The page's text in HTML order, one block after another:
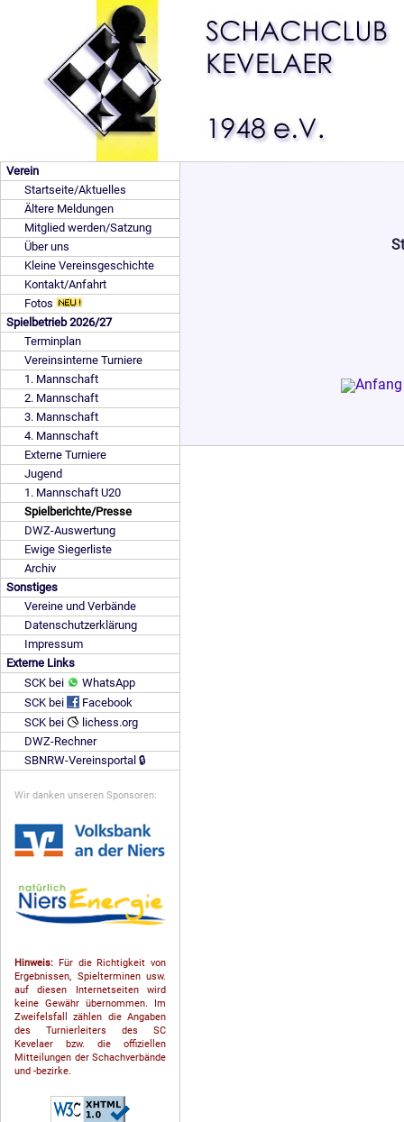
Verein
Startseite/Aktuelles
Ältere Meldungen
Mitglied werden/Satzung
Über uns
Kleine Vereinsgeschichte
Kontakt/Anfahrt
Fotos
Spielbetrieb 2026/27
Terminplan
Vereinsinterne Turniere
1. Mannschaft
2. Mannschaft
3. Mannschaft
4. Mannschaft
Externe Turniere
Jugend
1. Mannschaft U20
Spielberichte/Presse
DWZ-Auswertung
Ewige Siegerliste
Archiv
Sonstiges
Vereine und Verbände
Datenschutzerklärung
Impressum
Externe Links
SCK bei
WhatsApp
SCK bei
Facebook
SCK bei
lichess.org
DWZ-Rechner
SBNRW-Vereinsportal 🔒
Wir danken unseren Sponsoren:
Hinweis: Für die Richtigkeit von
Ergebnissen, Spielterminen usw.
auf diesen Internetseiten wird
keine Gewähr übernommen. Im
Zweifelsfall zählen die Angaben
des Turnierleiters des SC
Kevelaer bzw. die offiziellen
Mitteilungen der Schach­ver­bände
und -bezirke.